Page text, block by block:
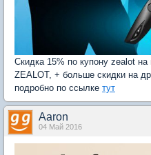
Скидка 15% по купону zealot
ZEALOT, + больше скидки на
подробно по ссылке тут
Aaron
04 Май 2016